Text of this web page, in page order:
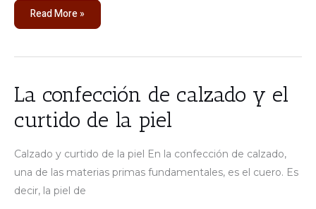
Read More »
La confección de calzado y el
curtido de la piel
Calzado y curtido de la piel En la confección de calzado,
una de las materias primas fundamentales, es el cuero. Es
decir, la piel de
confección
de
calzado
y
de
piel